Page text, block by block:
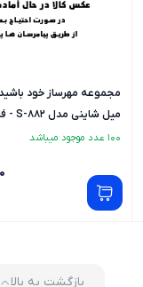
میل شاینی مدل S-882 - فارسی
100 عدد موجود میباشد
بازگشت به بالا